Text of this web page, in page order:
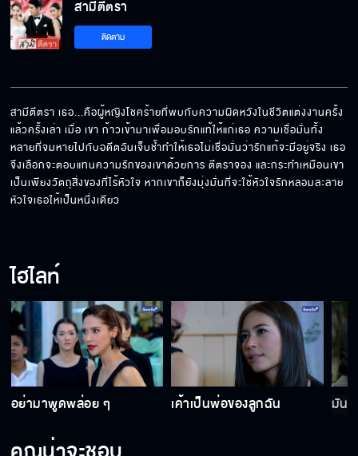
ถ้าคิดว่าผมเป็นแบบนั้น เราก็ไม่มีอะไรจะพูดกัน
เห็นธาตุแท้ผัวแกรึยัง
ผัวเพื่อนก็เหมือนผัวเรา
ฟังผมอธิบายบ้าง
สามีตีตรา
ติดตาม
สามีตีตรา เธอ...คือผู้หญิงโชคร้ายที่พบกับความผิดหวังในชีวิตแต่งงานครั้ง
แล้วครั้งเล่า เมื่อ เขา ก้าวเข้ามาเพื่อมอบรักแท้ให้แก่เธอ ความเชื่อมั่นทั้ง
หลายที่จมหายไปกับอดีตอันเจ็บช้ำทำให้เธอไม่เชื่อมั่นว่ารักแท้จะมีอยู่จริง เธอ
จึงเลือกจะตอบแทนความรักของเขาด้วยการ ตีตราจอง และกระทำเหมือนเขา
เป็นเพียงวัตถุสิ่งของที่ไร้หัวใจ หากเขาก็ยังมุ่งมั่นที่จะใช้หัวใจรักหลอมละลาย
หัวใจเธอให้เป็นหนึ่งเดียว
ไฮไลท์
อย่ามาพูดพล่อย ๆ เค้าเป็นพ่อของลูกฉัน มันต้